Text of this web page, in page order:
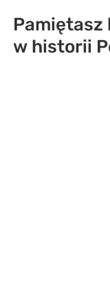
w historii